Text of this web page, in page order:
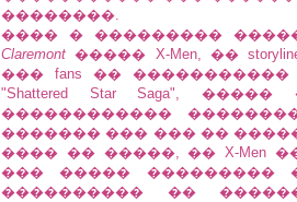
��������.
���� � ���������
Claremont ����� X-Men, ��
��� fans �� �����������
"Shattered Star Saga",
������������
������� ��� ��� ��
���� �� �����, �� X-Men
��� ����� ���������
���������� ��